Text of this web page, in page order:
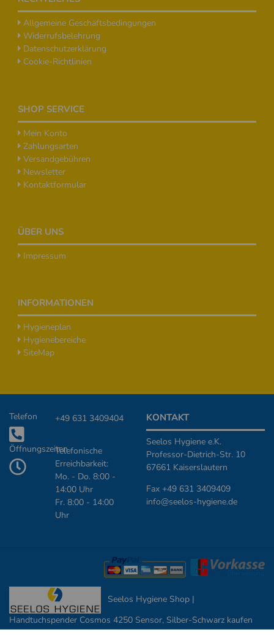
Allgemeine Geschäftsbedingungen
Widerrufsbelehrung
Datenschutzerklärung
Cookie-Richtlinien
SHOP SERVICE
Mein Konto
Zahlungsarten
Versandgebühren
Newsletter
Kontaktformular
ÜBER UNS
Impressum
INFORMATIONEN
Hygieneplan
Hygienebereiche
SiteMap
Zusätzliche Informationen
Telefon +49 631 3409404
ÖffnungszeitenTelefonische
Erreichbarkeit:
Mo. - Do. 8:00 -
14:00 Uhr
Fr. 8:00 - 14:00
Uhr
KONTAKT
Seelos Hygiene e.K.
Professor-Dietrich-Str. 10
67661 Kaiserslautern
Fax +49 631 3409409
info@seelos-hygiene.de
Seelos Hygiene Shop |
Handtuchspender Cosmos 4250 Sensor, Silber-Schwarz kaufen